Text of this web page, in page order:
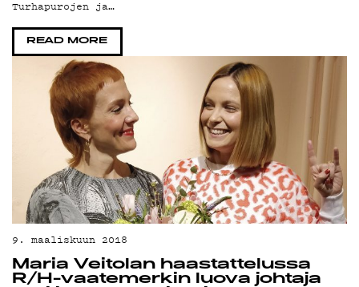
Turhapurojen ja…
READ MORE
9. maaliskuun 2018
Maria Veitolan haastattelussa
R/H-vaatemerkin luova johtaja